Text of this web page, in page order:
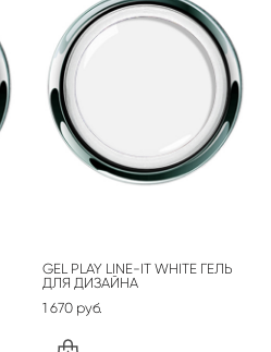
GEL PLAY LINE-IT WHITE ГЕЛЬ
ДЛЯ ДИЗАЙНА
1 670 pуб.